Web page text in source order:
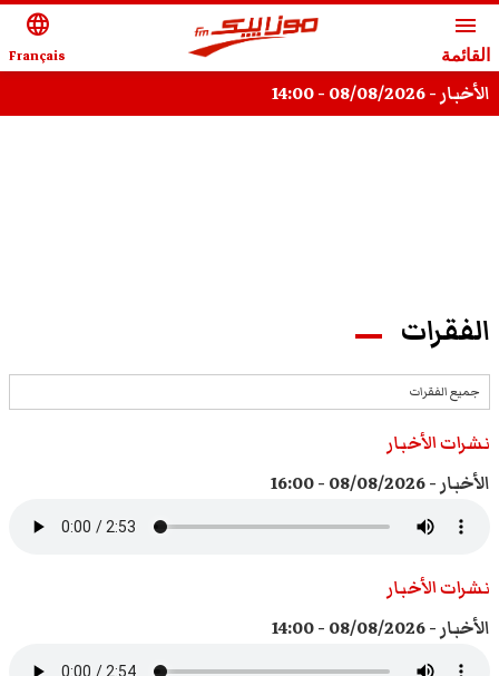
menu
القائمة
language
Français
الأخبار - 08/08/2026 - 14:00
الفقرات
جميع الفقرات
نشرات الأخبار
الأخبار - 08/08/2026 - 16:00
نشرات الأخبار
الأخبار - 08/08/2026 - 14:00